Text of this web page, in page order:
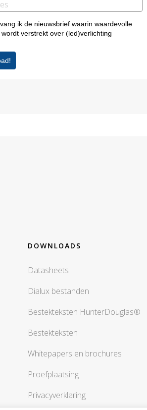
ik de nieuwsbrief waarin waardevolle
verstrekt over (led)verlichting
DOWNLOADS
Datasheets
Dialux bestanden
Bestekteksten HunterDouglas®
Bestekteksten
Whitepapers en brochures
Proefplaatsing
Privacyverklaring